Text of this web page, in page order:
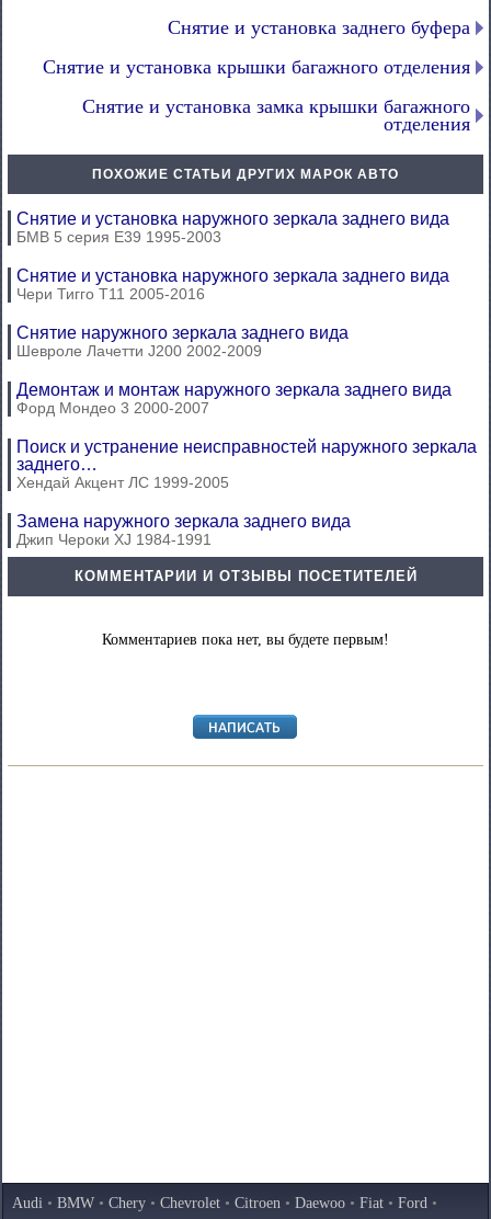
Снятие и установка заднего буфера
Снятие и установка крышки багажного отделения
Снятие и установка замка крышки багажного
отделения
ПОХОЖИЕ СТАТЬИ ДРУГИХ МАРОК АВТО
Снятие и установка наружного зеркала заднего вида
БМВ 5 серия Е39 1995-2003
Снятие и установка наружного зеркала заднего вида
Чери Тигго Т11 2005-2016
Снятие наружного зеркала заднего вида
Шевроле Лачетти J200 2002-2009
Демонтаж и монтаж наружного зеркала заднего вида
Форд Мондео 3 2000-2007
Поиск и устранение неисправностей наружного зеркала
заднего…
Хендай Акцент ЛС 1999-2005
Замена наружного зеркала заднего вида
Джип Чероки XJ 1984-1991
КОММЕНТАРИИ И ОТЗЫВЫ ПОСЕТИТЕЛЕЙ
Комментариев пока нет, вы будете первым!
Audi • BMW • Chery • Chevrolet • Citroen • Daewoo • Fiat • Ford •